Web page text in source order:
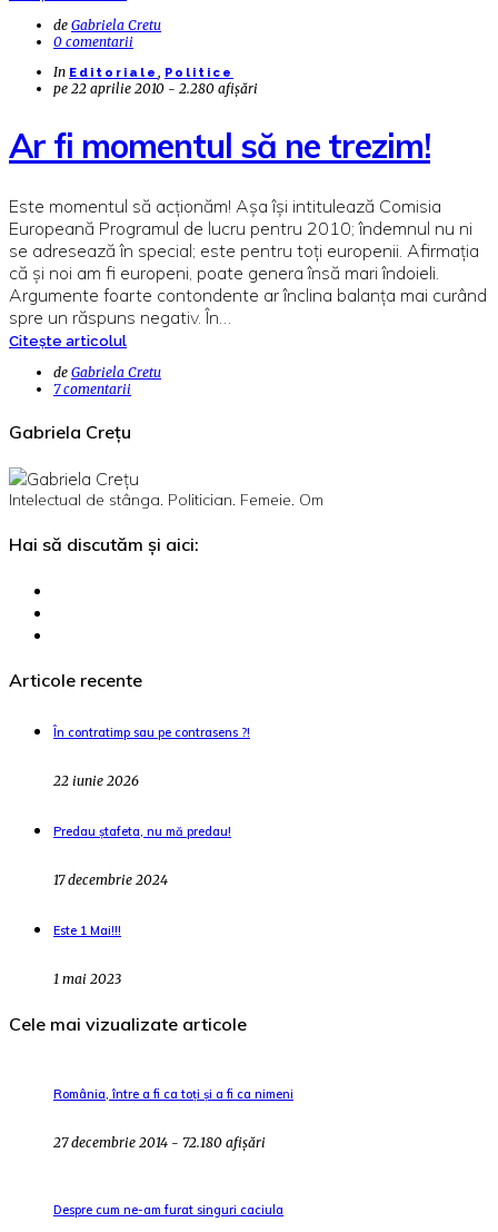
de Gabriela Cretu
0 comentarii
In Editoriale , Politice
pe 22 aprilie 2010 - 2.280 afișări
Ar fi momentul să ne trezim!
Este momentul să acţionăm! Aşa îşi intitulează Comisia
Europeană Programul de lucru pentru 2010; îndemnul nu ni
se adresează în special; este pentru toţi europenii. Afirmaţia
că şi noi am fi europeni, poate genera însă mari îndoieli.
Argumente foarte contondente ar înclina balanţa mai curând
spre un răspuns negativ. În…
Citește articolul
de Gabriela Cretu
7 comentarii
Gabriela Crețu
Intelectual de stânga. Politician. Femeie. Om
Hai să discutăm și aici:
Articole recente
În contratimp sau pe contrasens ?!
22 iunie 2026
Predau ștafeta, nu mă predau!
17 decembrie 2024
Este 1 Mai!!!
1 mai 2023
Cele mai vizualizate articole
România, între a fi ca toți și a fi ca nimeni
27 decembrie 2014 - 72.180 afișări
Despre cum ne-am furat singuri caciula